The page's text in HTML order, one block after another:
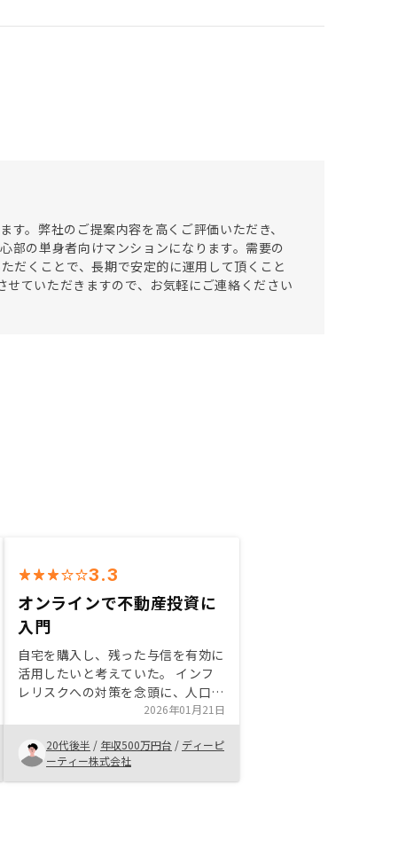
。弊社のご提案内容を高くご評価いただき、
部の単身者向けマンションになります。需要の
だくことで、長期で安定的に運用して頂くこと
ていただきますので、お気軽にご連絡ください
3.3
オンラインで不動産投資に
入門
自宅を購入し、残った与信を有効に
活用したいと考えていた。 インフ
レリスクへの対策を念頭に、人口減
少など賃貸不動産投資に対する投資
懸念を面談を通して軽減していけた
ことが、購入の大きな一因だと思
う。 あくまでどの分野にベットす
るか、という選択ではあるが、オン
2026年01月21日
20代後半 / 年収500万円台 / ディーピ
ーティー株式会社